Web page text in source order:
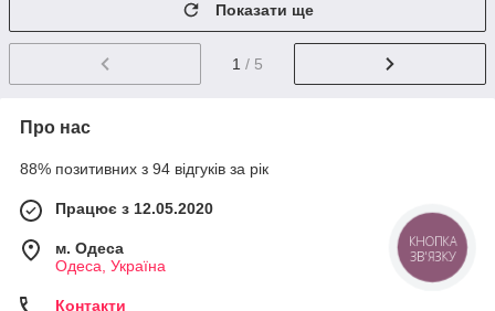
Показати ще
1 / 5
Про нас
88% позитивних з 94 відгуків за рік
Працює з 12.05.2020
м. Одеса
Одеса, Україна
Контакти
КНОПКА
ЗВ'ЯЗКУ